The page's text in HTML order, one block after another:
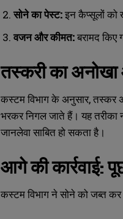
सोने का पेस्ट:इन कैप्सूलों को
वजन और कीमत:बरामद किए
तस्करी का अनोखा
कस्टम विभाग के अनुसार, तस्कर
भरकर निगल जाते हैं। यह तरीका
जानलेवा साबित हो सकता है।
आगे की कार्रवाई:
कस्टम विभाग ने सोने को जब्त कर